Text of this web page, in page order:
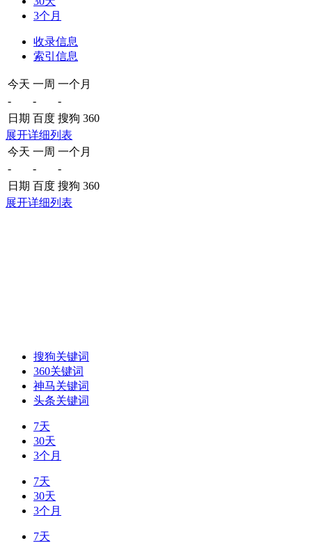
3个月
收录信息
索引信息
今天 一周 一个月
-
-
-
日期 百度 搜狗 360
展开详细列表
今天 一周 一个月
-
-
-
日期 百度 搜狗 360
展开详细列表
搜狗关键词
360关键词
神马关键词
头条关键词
7天
30天
3个月
7天
30天
3个月
7天